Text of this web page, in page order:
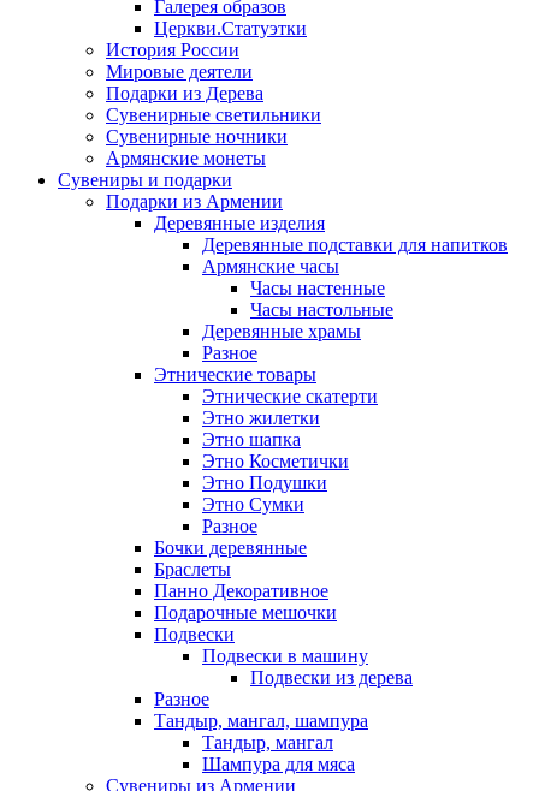
Галерея образов
Церкви.Статуэтки
История России
Мировые деятели
Подарки из Дерева
Сувенирные светильники
Сувенирные ночники
Армянские монеты
Сувениры и подарки
Подарки из Армении
Деревянные изделия
Деревянные подставки для напитков
Армянские часы
Часы настенные
Часы настольные
Деревянные храмы
Разное
Этнические товары
Этнические скатерти
Этно жилетки
Этно шапка
Этно Косметички
Этно Подушки
Этно Сумки
Разное
Бочки деревянные
Браслеты
Панно Декоративное
Подарочные мешочки
Подвески
Подвески в машину
Подвески из дерева
Разное
Тандыр, мангал, шампура
Тандыр, мангал
Шампура для мяса
Сувениры из Армении